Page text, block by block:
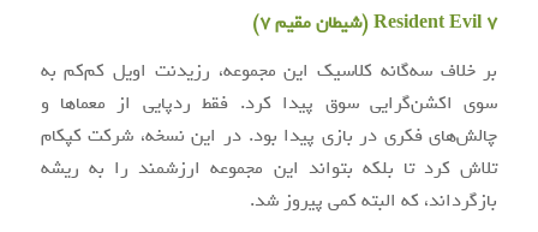
Resident Evil 7 (شیطان مقیم ۷)
بر خلاف سه‌گانه کلاسیک این مجموعه، رزیدنت اویل کم‌کم به
سوی اکشن‌گرایی سوق پیدا کرد. فقط ردپایی از معماها و
چالش‌های فکری در بازی پیدا بود. در این نسخه، شرکت کپکام
تلاش کرد تا بلکه بتواند این مجموعه ارزشمند را به ریشه
بازگرداند، که البته کمی پیروز شد.